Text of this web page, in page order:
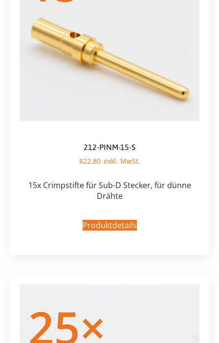
212-PINM-15-S
$22,80
15x Crimpstifte für Sub-D Stecker, für dünne
Drähte
Produktdetails